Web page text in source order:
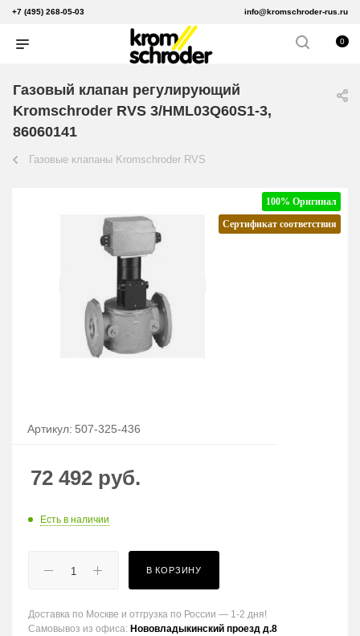
+7 (495) 268-05-03 info@kromschroder-rus.ru
0
Газовый клапан регулирующий
Kromschroder RVS 3/HML03Q60S1-3,
86060141
Газовые клапаны Kromschroder RVS
100% Оригинал
Сертификат соответствия
Артикул: 507-325-436
72 492 руб.
Есть в наличии
В КОРЗИНУ
Доставка по Москве и отгрузка по России — 1-2 дня!
Самовывоз из офиса: Нововладыкинский проезд д.8